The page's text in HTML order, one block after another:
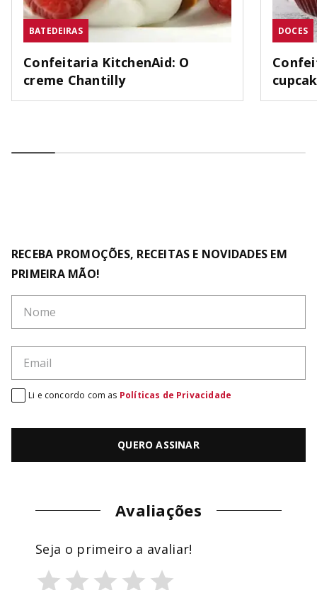
BATEDEIRAS
Confeitaria KitchenAid: O
creme Chantilly
DOCES
RECEBA PROMOÇÕES, RECEITAS E NOVIDADES EM
PRIMEIRA MÃO!
QUERO ASSINAR
Li e concordo com as Políticas de Privacidade
Avaliações
Seja o primeiro a avaliar!